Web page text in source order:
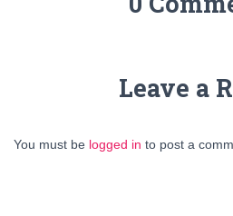
Leave a
You must be logged in to post a